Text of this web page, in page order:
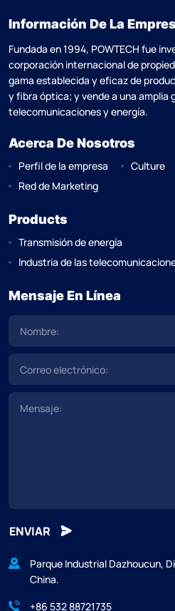
Información De La
Fundada en 1994, POWTECH fue
corporación internacional de
gama establecida y eficaz de
y fibra óptica; y vende a una amplia
telecomunicaciones y energía.
Acerca De Nosotros
Perfil de la empresa Culture
Red de Marketing
Products
Transmisión de energía
Industria de las
Mensaje En Línea
ENVIAR
Parque Industrial Dazhoucun,
China.
+86 532 88721735